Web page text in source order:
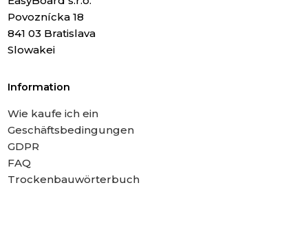
Povoznícka 18
841 03 Bratislava
Slowakei
Information
Wie kaufe ich ein
Geschäftsbedingungen
GDPR
FAQ
Trockenbauwörterbuch